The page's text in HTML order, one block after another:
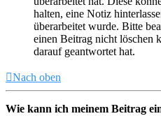
halten, eine Notiz
überarbeitet wurde. Bitte
einen Beitrag nicht löschen
darauf geantwortet hat.
Nach oben
Wie kann ich meinem Beitrag